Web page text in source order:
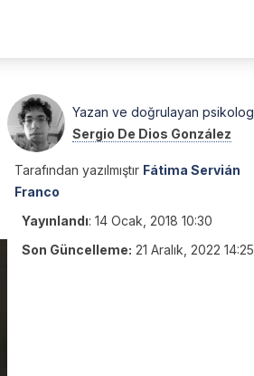
Yazan ve doğrulayan psikolog
Sergio De Dios González
Tarafından yazılmıştır Fátima Servián
Franco
Yayınlandı: 14 Ocak, 2018 10:30
Son Güncelleme: 21 Aralık, 2022 14:25